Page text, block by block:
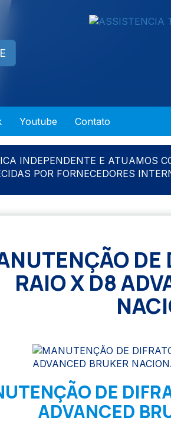
Youtube Contato
INDEPENDENTE E ATUAMOS
POR FORNECEDORES
DE
RAIO X D8
DE
ADVANCED